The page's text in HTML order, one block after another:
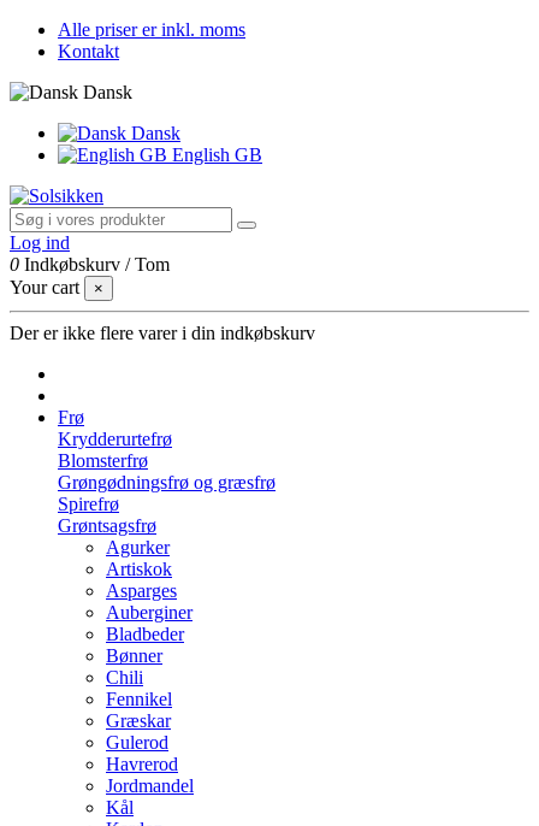
Alle priser er inkl. moms
Kontakt
Dansk
Dansk
English GB
Log ind
0 Indkøbskurv /Tom
Your cart
×
Der er ikke flere varer i din indkøbskurv
Frø
Krydderurtefrø
Blomsterfrø
Grøngødningsfrø og græsfrø
Spirefrø
Grøntsagsfrø
Agurker
Artiskok
Asparges
Auberginer
Bladbeder
Bønner
Chili
Fennikel
Græskar
Gulerod
Havrerod
Jordmandel
Kål